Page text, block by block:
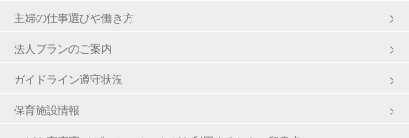
主婦の仕事選びや働き方
法人プランのご案内
ガイドライン遵守状況
保育施設情報